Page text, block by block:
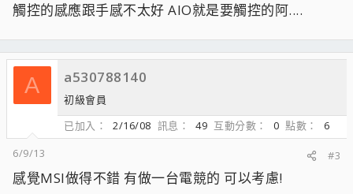
觸控的感應跟手感不太好 AIO就是要觸控的阿....
A a530788140
初級會員
已加入
2/16/08 訊息 49 互動分數 0 點數
6
6/9/13
#3
感覺MSI做得不錯 有做一台電競的 可以考慮!